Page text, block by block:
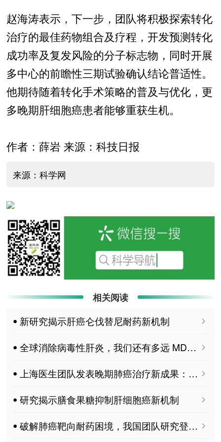
赵海涛表示，下一步，团队将积极探索转化
治疗的最佳药物组合及疗程，开发预测转化
成功率及复发风险的分子标志物，同时开展
多中心的前瞻性三期试验确认结论普适性。
他期待随着转化手术策略的普及与优化，更
多晚期肝细胞癌患者能够重获生机。
作者：薛岩 来源：科技日报
来源：科学网
相关阅读
ꔷ 新研究揭示肝癌仑伐替尼耐药新机制
ꔷ 全球消除病毒性肝炎，我们还有多远 MDPI Livers
ꔷ 上海医生团队发表晚期肺癌治疗新成果：患者生存期有望延长10个月
ꔷ 研究揭示膳食果糖抑制肝细胞癌新机制
ꔷ 破解肺癌靶向耐药困境，我国团队研究登上《柳叶刀》